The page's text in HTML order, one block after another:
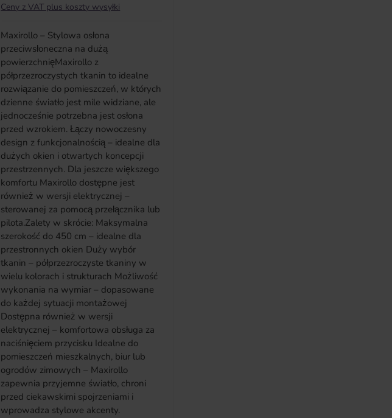
Ceny z VAT plus koszty wysyłki
Maxirollo – Stylowa osłona
przeciwsłoneczna na dużą
powierzchnięMaxirollo z
półprzezroczystych tkanin to idealne
rozwiązanie do pomieszczeń, w których
dzienne światło jest mile widziane, ale
jednocześnie potrzebna jest osłona
przed wzrokiem. Łączy nowoczesny
design z funkcjonalnością – idealne dla
dużych okien i otwartych koncepcji
przestrzennych. Dla jeszcze większego
komfortu Maxirollo dostępne jest
również w wersji elektrycznej –
sterowanej za pomocą przełącznika lub
pilota.Zalety w skrócie: Maksymalna
szerokość do 450 cm – idealne dla
przestronnych okien Duży wybór
tkanin – półprzezroczyste tkaniny w
wielu kolorach i strukturach Możliwość
wykonania na wymiar – dopasowane
do każdej sytuacji montażowej
Dostępna również w wersji
elektrycznej – komfortowa obsługa za
naciśnięciem przycisku Idealne do
pomieszczeń mieszkalnych, biur lub
ogrodów zimowych – Maxirollo
zapewnia przyjemne światło, chroni
przed ciekawskimi spojrzeniami i
wprowadza stylowe akcenty.